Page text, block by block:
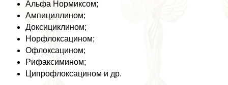
Альфа Нормиксом;
Ампициллином;
Доксициклином;
Норфлоксацином;
Офлоксацином;
Рифаксимином;
Ципрофлоксацином и др.